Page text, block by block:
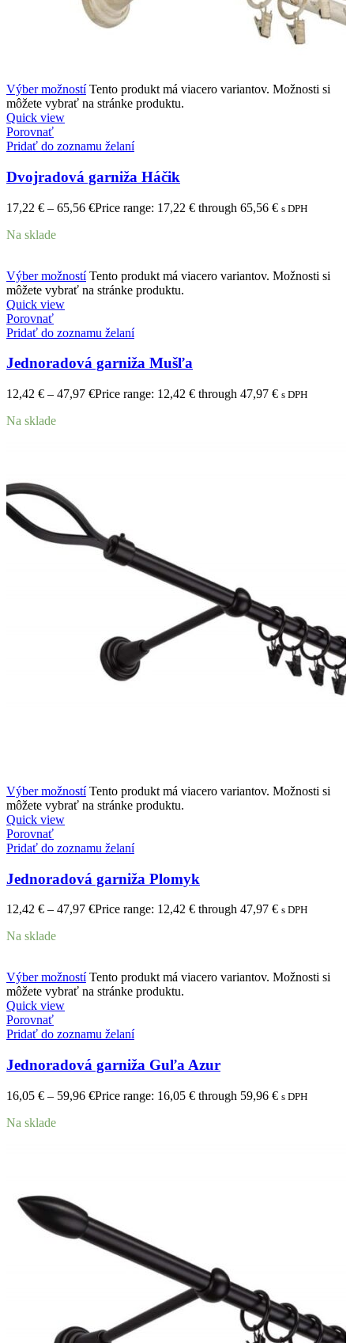
Výber možností Tento produkt má viacero variantov. Možnosti si
môžete vybrať na stránke produktu.
Quick view
Porovnať
Pridať do zoznamu želaní
Dvojradová garniža Háčik
17,22 € – 65,56 €Price range: 17,22 € through 65,56 € s DPH
Na sklade
Výber možností Tento produkt má viacero variantov. Možnosti si
môžete vybrať na stránke produktu.
Quick view
Porovnať
Pridať do zoznamu želaní
Jednoradová garniža Mušľa
12,42 € – 47,97 €Price range: 12,42 € through 47,97 € s DPH
Na sklade
Výber možností Tento produkt má viacero variantov. Možnosti si
môžete vybrať na stránke produktu.
Quick view
Porovnať
Pridať do zoznamu želaní
Jednoradová garniža Plomyk
12,42 € – 47,97 €Price range: 12,42 € through 47,97 € s DPH
Na sklade
Výber možností Tento produkt má viacero variantov. Možnosti si
môžete vybrať na stránke produktu.
Quick view
Porovnať
Pridať do zoznamu želaní
Jednoradová garniža Guľa Azur
16,05 € – 59,96 €Price range: 16,05 € through 59,96 € s DPH
Na sklade